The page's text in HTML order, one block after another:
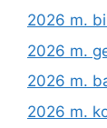
2026 m.
2026 m.
2026 m.
2026 m.